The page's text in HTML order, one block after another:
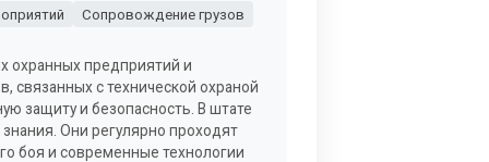
Сопровождение грузов
охранных предприятий и
связанных с технической охраной
защиту и безопасность. В штате
Они регулярно проходят
боя и современные технологии